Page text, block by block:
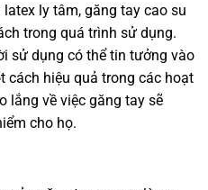
ly tâm, găng tay cao su
trong quá trình sử dụng.
sử dụng có thể tin tưởng vào
cách hiệu quả trong các hoạt
lắng về việc găng tay sẽ
cho họ.